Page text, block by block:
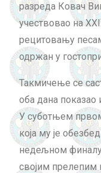
разреда Ковач
учествовао на
рецитовању
одржан у
Такмичење се
оба дана показао
У суботњем
која му је
недељном финалу,
својим прелепим